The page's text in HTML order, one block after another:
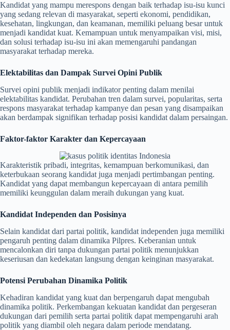
Kandidat yang mampu merespons dengan baik terhadap isu-isu kunci
yang sedang relevan di masyarakat, seperti ekonomi, pendidikan,
kesehatan, lingkungan, dan keamanan, memiliki peluang besar untuk
menjadi kandidat kuat. Kemampuan untuk menyampaikan visi, misi,
dan solusi terhadap isu-isu ini akan memengaruhi pandangan
masyarakat terhadap mereka.
Elektabilitas dan Dampak Survei Opini Publik
Survei opini publik menjadi indikator penting dalam menilai
elektabilitas kandidat. Perubahan tren dalam survei, popularitas, serta
respons masyarakat terhadap kampanye dan pesan yang disampaikan
akan berdampak signifikan terhadap posisi kandidat dalam persaingan.
Faktor-faktor Karakter dan Kepercayaan
Karakteristik pribadi, integritas, kemampuan berkomunikasi, dan
keterbukaan seorang kandidat juga menjadi pertimbangan penting.
Kandidat yang dapat membangun kepercayaan di antara pemilih
memiliki keunggulan dalam meraih dukungan yang kuat.
Kandidat Independen dan Posisinya
Selain kandidat dari partai politik, kandidat independen juga memiliki
pengaruh penting dalam dinamika Pilpres. Keberanian untuk
mencalonkan diri tanpa dukungan partai politik menunjukkan
keseriusan dan kedekatan langsung dengan keinginan masyarakat.
Potensi Perubahan Dinamika Politik
Kehadiran kandidat yang kuat dan berpengaruh dapat mengubah
dinamika politik. Perkembangan kekuatan kandidat dan pergeseran
dukungan dari pemilih serta partai politik dapat mempengaruhi arah
politik yang diambil oleh negara dalam periode mendatang.